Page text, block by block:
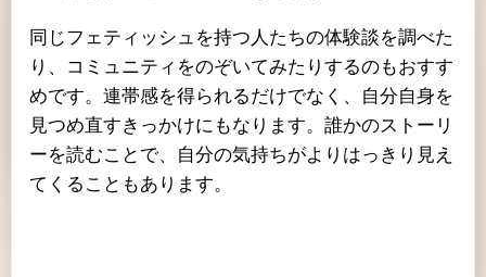
同じフェティッシュを持つ人たちの体験談を調べた
り、コミュニティをのぞいてみたりするのもおすす
めです。連帯感を得られるだけでなく、自分自身を
見つめ直すきっかけにもなります。誰かのストーリ
ーを読むことで、自分の気持ちがよりはっきり見え
てくることもあります。